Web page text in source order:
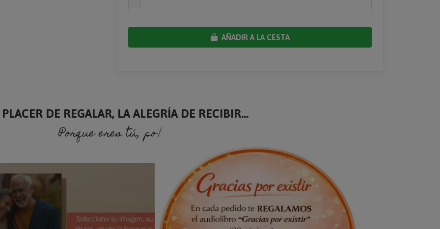
AÑADIR A LA CESTA
DE REGALAR, LA ALEGRÍA DE RECIBIR...
Porque eres tú, porque soy yo.